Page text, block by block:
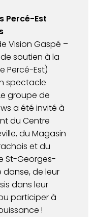
Percé-Est
Vision Gaspé –
soutien à la
Percé-Est)
spectacle
groupe de
a été invité à
du Centre
du Magasin
et du
St-Georges-
danse, de leur
dans leur
participer à
!